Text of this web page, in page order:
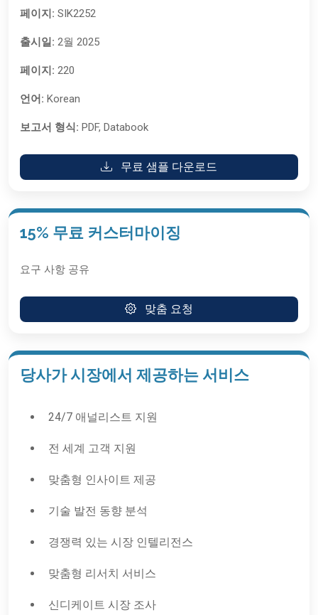
페이지: SIK2252
출시일: 2월 2025
페이지: 220
언어: Korean
보고서 형식: PDF, Databook
무료 샘플 다운로드
15% 무료 커스터마이징
요구 사항 공유
맞춤 요청
당사가 시장에서 제공하는 서비스
24/7 애널리스트 지원
전 세계 고객 지원
맞춤형 인사이트 제공
기술 발전 동향 분석
경쟁력 있는 시장 인텔리전스
맞춤형 리서치 서비스
신디케이트 시장 조사